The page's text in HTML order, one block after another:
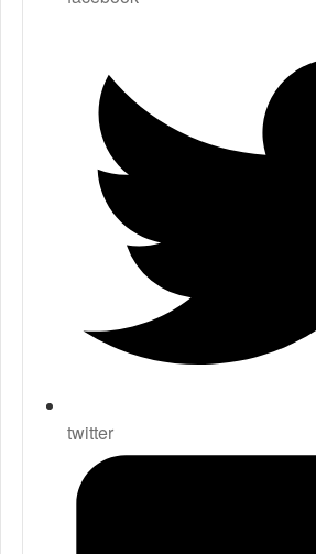
twitter